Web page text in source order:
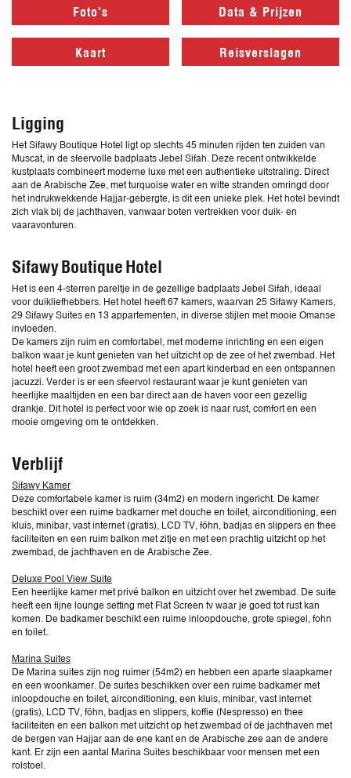
Foto's Data & Prijzen
Kaart Reisverslagen
Ligging
Het Sifawy Boutique Hotel ligt op slechts 45 minuten rijden ten zuiden van
Muscat, in de sfeervolle badplaats Jebel Sifah. Deze recent ontwikkelde
kustplaats combineert moderne luxe met een authentieke uitstraling. Direct
aan de Arabische Zee, met turquoise water en witte stranden omringd door
het indrukwekkende Hajjar-gebergte, is dit een unieke plek. Het hotel bevindt
zich vlak bij de jachthaven, vanwaar boten vertrekken voor duik- en
vaaravonturen.
Sifawy Boutique Hotel
Het is een 4‑sterren pareltje in de gezellige badplaats Jebel Sifah, ideaal
voor duikliefhebbers. Het hotel heeft 67 kamers, waarvan 25 Sifawy Kamers,
29 Sifawy Suites en 13 appartementen, in diverse stijlen met mooie Omanse
invloeden.
De kamers zijn ruim en comfortabel, met moderne inrichting en een eigen
balkon waar je kunt genieten van het uitzicht op de zee of het zwembad. Het
hotel heeft een groot zwembad met een apart kinderbad en een ontspannen
jacuzzi. Verder is er een sfeervol restaurant waar je kunt genieten van
heerlijke maaltijden en een bar direct aan de haven voor een gezellig
drankje. Dit hotel is perfect voor wie op zoek is naar rust, comfort en een
mooie omgeving om te ontdekken.
Verblijf
Sifawy Kamer
Deze comfortabele kamer is ruim (34m2) en modern ingericht. De kamer
beschikt over een ruime badkamer met douche en toilet, airconditioning, een
kluis, minibar, vast internet (gratis), LCD TV, föhn, badjas en slippers en thee
faciliteiten en een ruim balkon met zitje en met een prachtig uitzicht op het
zwembad, de jachthaven en de Arabische Zee.
Deluxe Pool View Suite
Een heerlijke kamer met privé balkon en uitzicht over het zwembad. De suite
heeft een fijne lounge setting met Flat Screen tv waar je goed tot rust kan
komen. De badkamer beschikt een ruime inloopdouche, grote spiegel, fohn
en toilet.
Marina Suites
De Marina suites zijn nog ruimer (54m2) en hebben een aparte slaapkamer
en een woonkamer. De suites beschikken over een ruime badkamer met
inloopdouche en toilet, airconditioning, een kluis, minibar, vast internet
(gratis), LCD TV, föhn, badjas en slippers, koffie (Nespresso) en thee
faciliteiten en een balkon met uitzicht op het zwembad of de jachthaven met
de bergen van Hajjar aan de ene kant en de Arabische zee aan de andere
kant. Er zijn een aantal Marina Suites beschikbaar voor mensen met een
rolstoel.